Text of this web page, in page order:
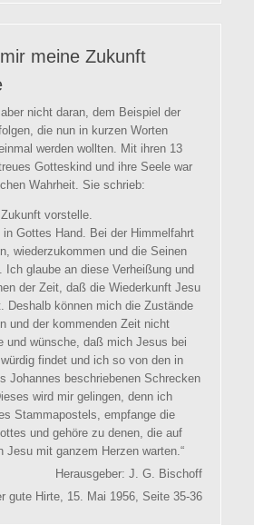
meine Zukunft
nicht daran, dem Beispiel der
die nun in kurzen Worten
werden wollten. Mit ihren 13
Gotteskind und ihre Seele war
Wahrheit. Sie schrieb:
vorstelle.
Gottes Hand. Bei der Himmelfahrt
wiederzukommen und die Seinen
Ich glaube an diese Verheißung und
der Zeit, daß die Wiederkunft Jesu
Deshalb können mich die Zustände
und der kommenden Zeit nicht
und wünsche, daß mich Jesus bei
findet und ich so von den in
Johannes beschriebenen Schrecken
wird mir gelingen, denn ich
Stammapostels, empfange die
und gehöre zu denen, die auf
Jesu mit ganzem Herzen warten.“
Herausgeber: J. G. Bischoff
gute Hirte, 15. Mai 1956, Seite 35-36